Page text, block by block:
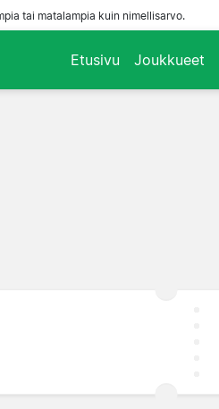
tai matalampia kuin nimellisarvo.
Etusivu Joukkueet